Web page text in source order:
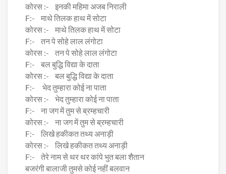
कोरस :- इनकी महिमा अजब निराली
F:- माथे तिलक हाथ में सोटा
कोरस :- माथे तिलक हाथ में सोटा
F:- तन पे सोहे लाल लंगोटा
कोरस :- तन पे सोहे लाल लंगोटा
F:- बल बुद्धि विद्या के दाता
कोरस :- बल बुद्धि विद्या के दाता
F:- भेद तुम्हारा कोई ना पाता
कोरस :- भेद तुम्हारा कोई ना पाता
F:- ना जग में तुम से ब्रम्हचारी
कोरस :- ना जग में तुम से ब्रम्हचारी
F:- लिखे हकीकत तथ्य अनाड़ी
कोरस :- लिखे हकीकत तथ्य अनाड़ी
F:- तेरे नाम से थर थर कांपे भुत बला शैतान
बजरंगी बालाजी तुमसे कोई नहीं बलवान